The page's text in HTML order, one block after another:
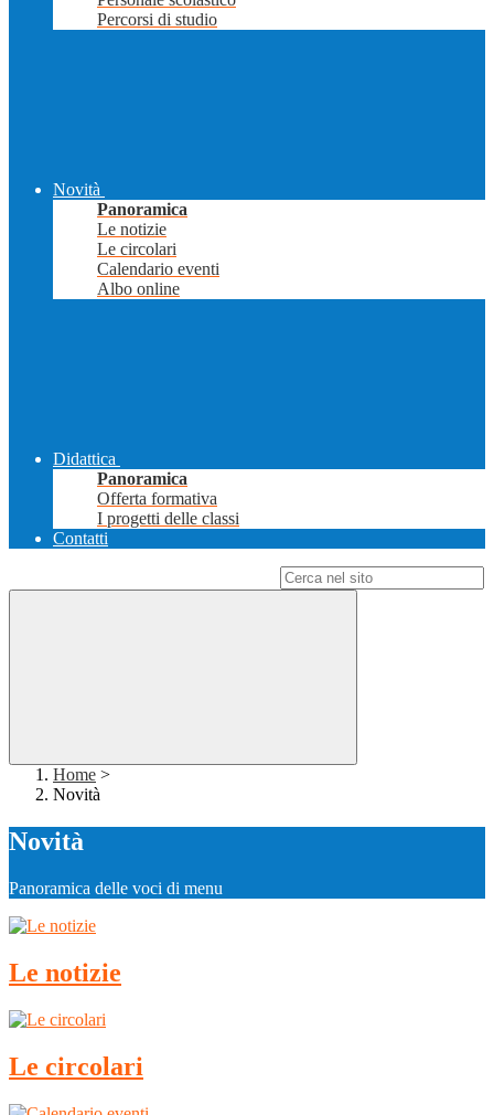
Percorsi di studio
Novità
Panoramica
Le notizie
Le circolari
Calendario eventi
Albo online
Didattica
Panoramica
Offerta formativa
I progetti delle classi
Contatti
Home >
Novità
Novità
Panoramica delle voci di menu
Le notizie
Le circolari